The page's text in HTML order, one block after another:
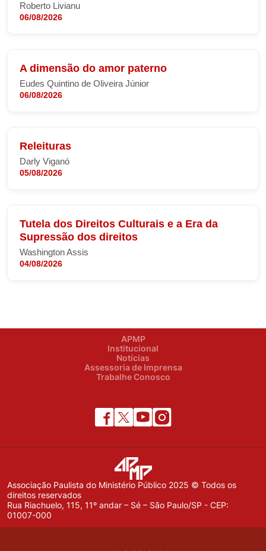
Roberto Livianu
06/08/2026
A dimensão do amor paterno
Eudes Quintino de Oliveira Júnior
06/08/2026
Releituras
Darly Viganó
05/08/2026
Tutela dos Direitos Culturais e a Era da
Supressão dos direitos
Washington Assis
04/08/2026
APMP
Institucional
Notícias
Assessoria de Imprensa
Trabalhe Conosco
Associação Paulista do Ministério Público 2025 © Todos os
direitos reservados
Rua Riachuelo, 115, 11º andar – Sé – São Paulo/SP - CEP:
01007-000